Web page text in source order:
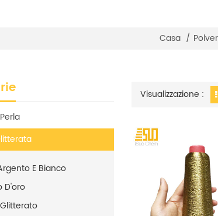
Casa /
E Bianco
D'oro
Visualizzazione :